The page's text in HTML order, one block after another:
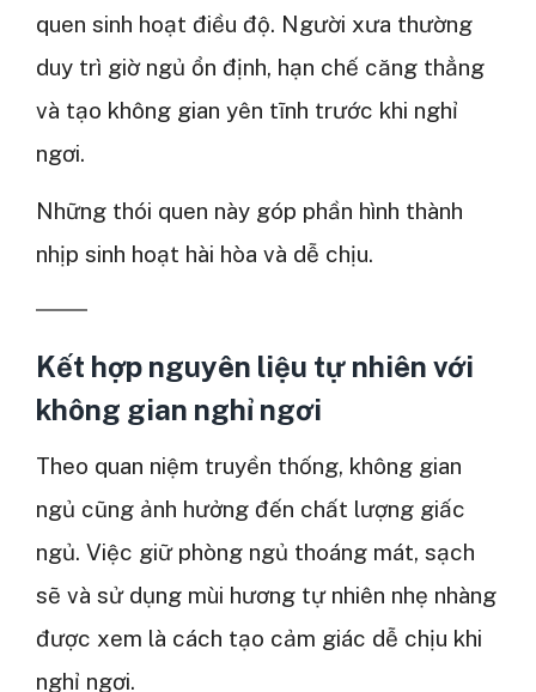
quen sinh hoạt điều độ. Người xưa thường
duy trì giờ ngủ ổn định, hạn chế căng thẳng
và tạo không gian yên tĩnh trước khi nghỉ
ngơi.
Những thói quen này góp phần hình thành
nhịp sinh hoạt hài hòa và dễ chịu.
Kết hợp nguyên liệu tự nhiên với
không gian nghỉ ngơi
Theo quan niệm truyền thống, không gian
ngủ cũng ảnh hưởng đến chất lượng giấc
ngủ. Việc giữ phòng ngủ thoáng mát, sạch
sẽ và sử dụng mùi hương tự nhiên nhẹ nhàng
được xem là cách tạo cảm giác dễ chịu khi
nghỉ ngơi.